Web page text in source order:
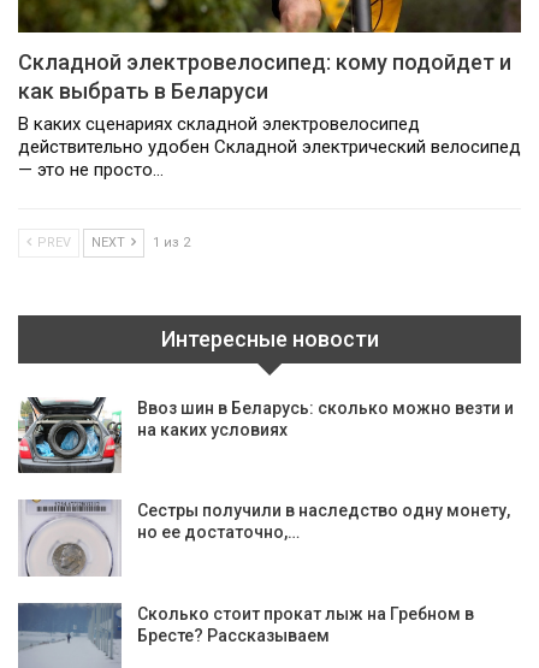
Складной электровелосипед: кому подойдет и
как выбрать в Беларуси
В каких сценариях складной электровелосипед
действительно удобен Складной электрический велосипед
— это не просто…
PREV NEXT 1 из 2
Интересные новости
Ввоз шин в Беларусь: сколько можно везти и
на каких условиях
Сестры получили в наследство одну монету,
но ее достаточно,…
Сколько стоит прокат лыж на Гребном в
Бресте? Рассказываем